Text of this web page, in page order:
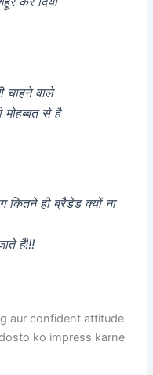
चाहने वाले
मोहब्बत से है
ही ब्रैंडेड क्यों ना
हैं!!!
aur confident attitude
ko impress karne